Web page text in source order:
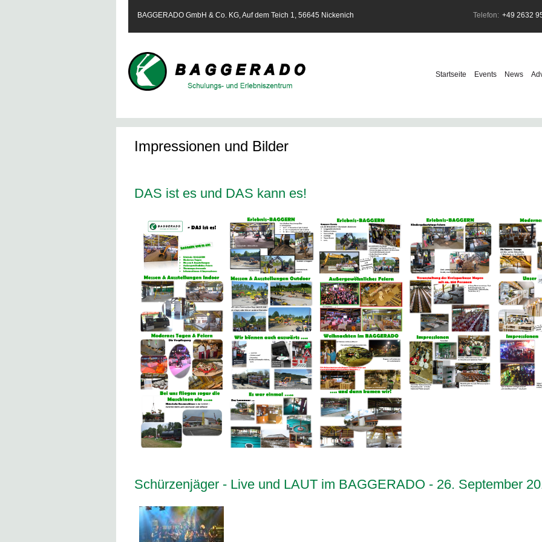
BAGGERADO GmbH & Co. KG, Auf dem Teich 1, 56645 Nickenich Telefon: +49 2632
Startseite
Events News
Impressionen und Bilder
DAS ist es und DAS kann es!
Schürzenjäger - Live und LAUT im BAGGERADO - 26. September